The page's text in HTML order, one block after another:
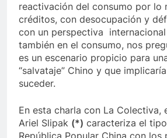
reactivación del consumo por lo
créditos, con desocupación y
con un perspectiva
también en el consumo, nos
es un escenario propicio para
“salvataje” Chino y que
suceder.
En esta charla con La Colectiva,
Ariel Slipak (*) caracteriza el
República Popular China con los